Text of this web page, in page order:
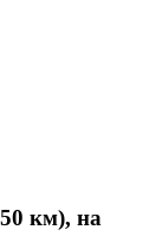
км), на